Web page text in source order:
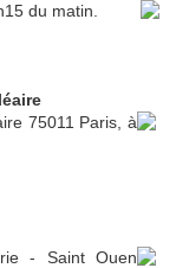
du matin.
75011 Paris, à
- Saint Ouen